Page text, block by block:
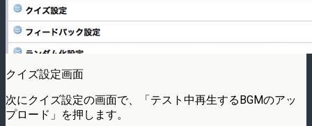
クイズ設定画面
次にクイズ設定の画面で、「テスト中再生するBGMのアッ
プロード」を押します。